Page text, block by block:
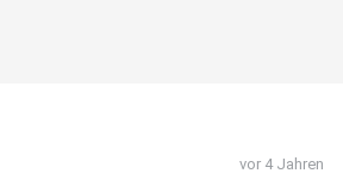
vor 4 Jahren